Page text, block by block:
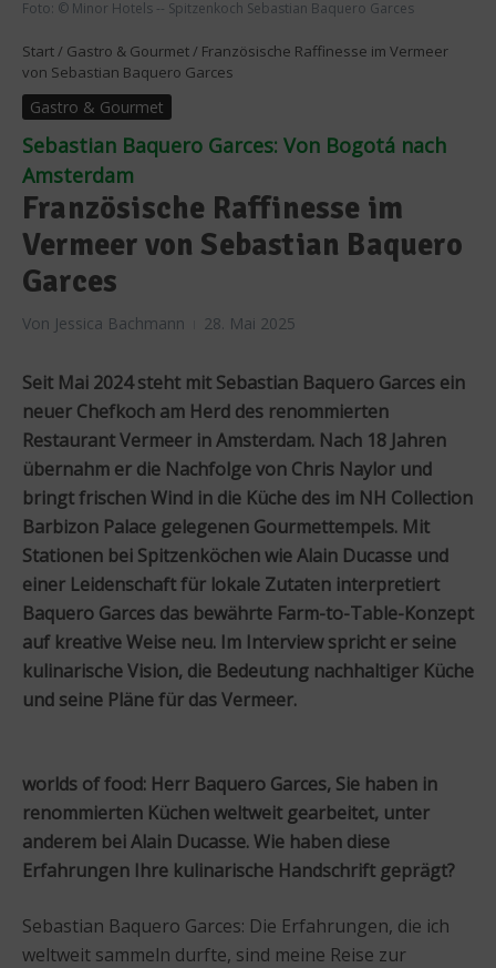
Foto: © Minor Hotels -- Spitzenkoch Sebastian Baquero Garces
Start / Gastro & Gourmet / Französische Raffinesse im Vermeer
von Sebastian Baquero Garces
Gastro & Gourmet
Sebastian Baquero Garces: Von Bogotá nach
Amsterdam
Französische Raffinesse im
Vermeer von Sebastian Baquero
Garces
Von Jessica Bachmann 28. Mai 2025
Seit Mai 2024 steht mit Sebastian Baquero Garces ein
neuer Chefkoch am Herd des renommierten
Restaurant Vermeer in Amsterdam. Nach 18 Jahren
übernahm er die Nachfolge von Chris Naylor und
bringt frischen Wind in die Küche des im NH Collection
Barbizon Palace gelegenen Gourmettempels. Mit
Stationen bei Spitzenköchen wie Alain Ducasse und
einer Leidenschaft für lokale Zutaten interpretiert
Baquero Garces das bewährte Farm-to-Table-Konzept
auf kreative Weise neu. Im Interview spricht er seine
kulinarische Vision, die Bedeutung nachhaltiger Küche
und seine Pläne für das Vermeer.
worlds of food: Herr Baquero Garces, Sie haben in
renommierten Küchen weltweit gearbeitet, unter
anderem bei Alain Ducasse. Wie haben diese
Erfahrungen Ihre kulinarische Handschrift geprägt?
Sebastian Baquero Garces: Die Erfahrungen, die ich
weltweit sammeln durfte, sind meine Reise zur